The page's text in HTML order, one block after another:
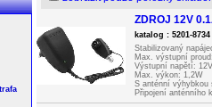
ZDROJ 12V
katalog : 5201-8734
Stabilizovaný
Max. výstupní
Výstupní napětí:
Max. výkon: 1,2W
S anténní výhybkou
Připojení anténního
Indikace